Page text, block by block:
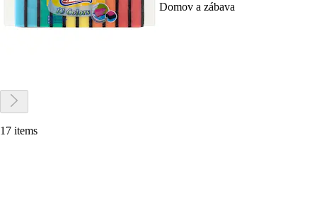
Domov a zábava
17 items